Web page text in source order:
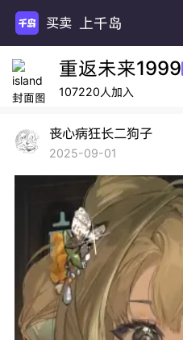
买卖小 上千岛
重返未来1999
107220人加入
丧心病狂长二狗子
2025-09-01